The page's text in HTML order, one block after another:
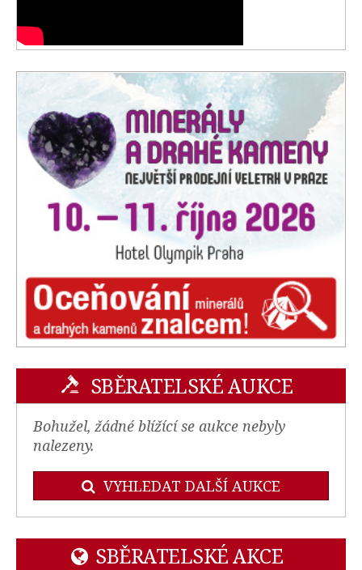
SBĚRATELSKÉ AUKCE
Bohužel, žádné blížící se aukce nebyly
nalezeny.
VYHLEDAT DALŠÍ AUKCE
SBĚRATELSKÉ AKCE